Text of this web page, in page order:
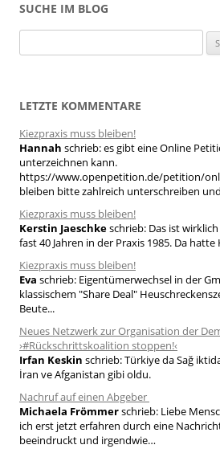
SUCHE IM BLOG
u
n
n
a
c
h
:
LETZTE KOMMENTARE
Kiezpraxis muss bleiben!
Hannah schrieb:es gibt eine Online
unterzeichnen kann.
https://www.openpetition.de/petition/
bleiben bitte zahlreich unterschreiben
Kiezpraxis muss bleiben!
Kerstin Jaeschkeschrieb: Das ist
fast 40 Jahren in der Praxis 1985. Da
Kiezpraxis muss bleiben!
Eva schrieb: Eigentümerwechsel in der
klassischem "Share Deal"
Beute...
Neues Netzwerk zur Organisation der
›#Rückschrittskoalition stoppen!‹
Irfan Keskin schrieb:Türkiye da Sağ
İran ve Afganistan gibi oldu.
Nachruf auf einen Abgeber
Michaela Frömmerschrieb: Liebe
ich erst jetzt erfahren durch eine
beeindruckt und irgendwie…